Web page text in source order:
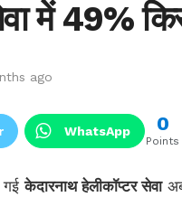
में 49%
ago
WhatsApp 0
Points
गईकेदारनाथ हेलीकॉप्टर सेवाअब